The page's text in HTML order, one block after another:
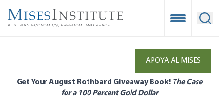
main
Open
APOYA AL MISES
Get Your August Rothbard Giveaway Book! The Case
for a 100 Percent Gold Dollar